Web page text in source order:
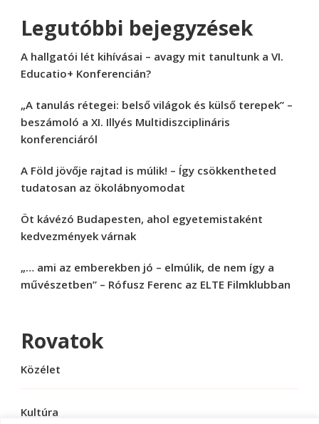
Legutóbbi bejegyzések
A hallgatói lét kihívásai – avagy mit tanultunk a VI.
Educatio+ Konferencián?
„A tanulás rétegei: belső világok és külső terepek” –
beszámoló a XI. Illyés Multidiszciplináris
konferenciáról
A Föld jövője rajtad is múlik! – Így csökkentheted
tudatosan az ökolábnyomodat
Öt kávézó Budapesten, ahol egyetemistaként
kedvezmények várnak
„… ami az emberekben jó – elmúlik, de nem így a
művészetben” – Rófusz Ferenc az ELTE Filmklubban
Rovatok
Közélet
Kultúra